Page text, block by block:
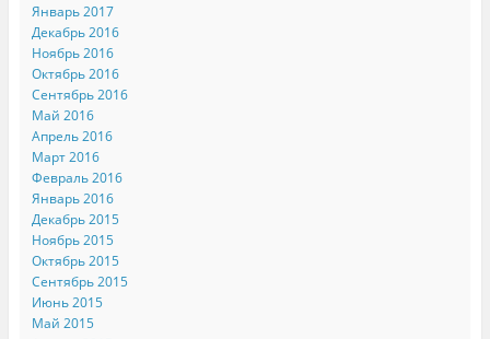
Январь 2017
Декабрь 2016
Ноябрь 2016
Октябрь 2016
Сентябрь 2016
Май 2016
Апрель 2016
Март 2016
Февраль 2016
Январь 2016
Декабрь 2015
Ноябрь 2015
Октябрь 2015
Сентябрь 2015
Июнь 2015
Май 2015